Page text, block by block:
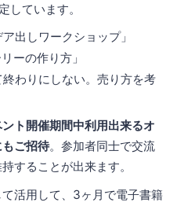
しています。
出しワークショップ」
ーの作り方」
わりにしない。売り方を考
ント開催期間中利用出来るオ
ご招待。参加者同士で交流
することが出来ます。
活用して、3ヶ月で電子書籍